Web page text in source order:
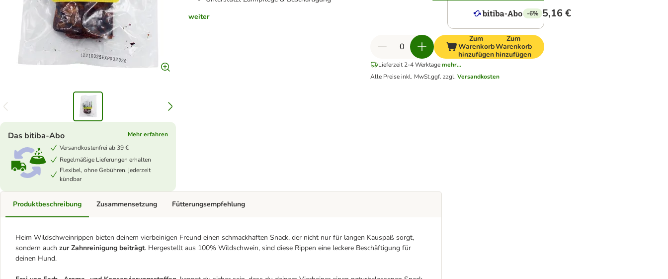
weiter
Das bitiba-Abo
Mehr erfahren
Versandkostenfrei ab 39 €
Regelmäßige Lieferungen erhalten
Flexibel, ohne Gebühren, jederzeit
kündbar
-6% 5,16 €
Zum
Warenkorb
hinzufügen
Zum
Warenkorb
hinzufügen
Lieferzeit 2-4 Werktage mehr...
Alle Preise inkl. MwSt.ggf. zzgl. Versandkosten
Produktbeschreibung
Heim Wildschweinrippen bieten deinem vierbeinigen Freund einen schmackhaften Snack, der nicht nur für langen Kauspaß sorgt,
sondern auch zur Zahnreinigung beiträgt. Hergestellt aus 100% Wildschwein, sind diese Rippen eine leckere Beschäftigung für
deinen Hund.
Zusammensetzung Fütterungsempfehlung